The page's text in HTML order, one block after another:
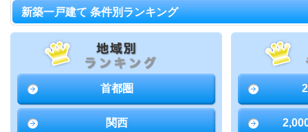
新築一戸建て 条件別ランキング
首都圏
関西